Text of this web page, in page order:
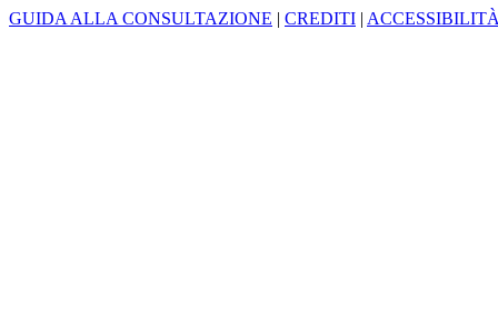
GUIDA ALLA CONSULTAZIONE | CREDITI |